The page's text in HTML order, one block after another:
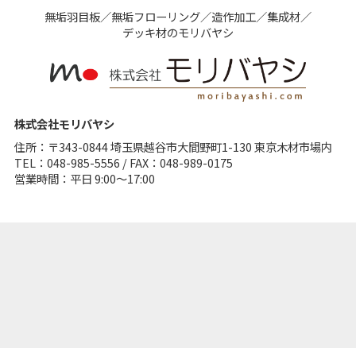
無垢⽻⽬板／無垢フローリング／造作加⼯／集成材／
デッキ材のモリバヤシ
株式会社モリバヤシ
住所：〒343-0844 埼⽟県越⾕市⼤間野町1-130 東京⽊材市場内
TEL：048-985-5556 / FAX：048-989-0175
営業時間：平日 9:00～17:00